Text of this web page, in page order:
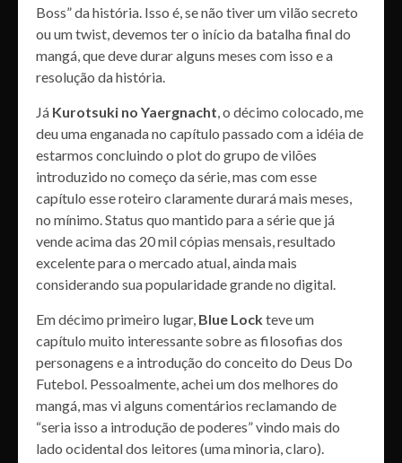
Boss” da história. Isso é, se não tiver um vilão secreto
ou um twist, devemos ter o início da batalha final do
mangá, que deve durar alguns meses com isso e a
resolução da história.
Já Kurotsuki no Yaergnacht , o décimo colocado, me
deu uma enganada no capítulo passado com a idéia de
estarmos concluindo o plot do grupo de vilões
introduzido no começo da série, mas com esse
capítulo esse roteiro claramente durará mais meses,
no mínimo. Status quo mantido para a série que já
vende acima das 20 mil cópias mensais, resultado
excelente para o mercado atual, ainda mais
considerando sua popularidade grande no digital.
Em décimo primeiro lugar, Blue Lockteve um
capítulo muito interessante sobre as filosofias dos
personagens e a introdução do conceito do Deus Do
Futebol. Pessoalmente, achei um dos melhores do
mangá, mas vi alguns comentários reclamando de
“seria isso a introdução de poderes” vindo mais do
lado ocidental dos leitores (uma minoria, claro).